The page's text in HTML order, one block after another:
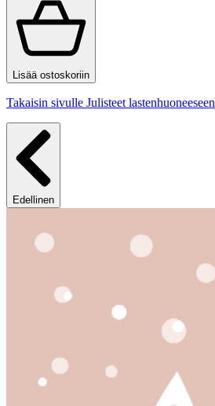
Lisää ostoskoriin
Takaisin sivulle Julisteet lastenhuoneeseen
Edellinen